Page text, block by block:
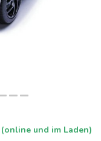
und im Laden)